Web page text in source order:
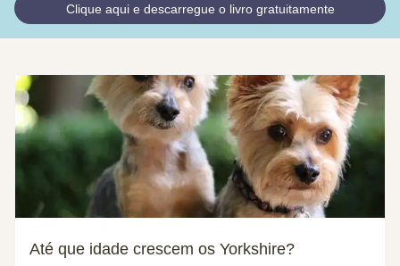
Clique aqui e descarregue o livro gratuitamente
Até que idade crescem os Yorkshire?